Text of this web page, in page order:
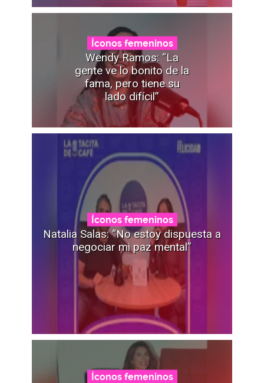
Íconos femeninos
Wendy Ramos: “La
gente ve lo bonito de la
fama, pero tiene su
lado difícil”
Íconos femeninos
Natalia Salas: “No estoy dispuesta a
negociar mi paz mental”
Íconos femeninos